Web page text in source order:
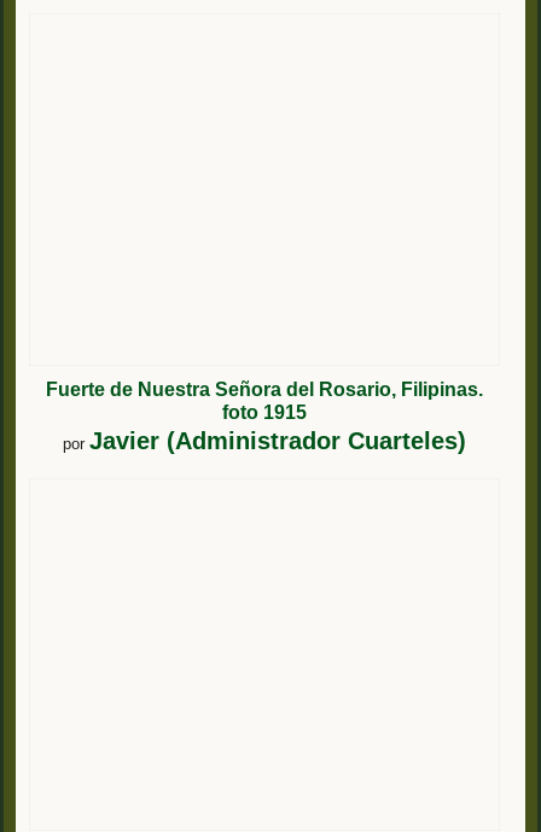
Fuerte de Nuestra Señora del Rosario, Filipinas.
foto 1915
por Javier (Administrador Cuarteles)